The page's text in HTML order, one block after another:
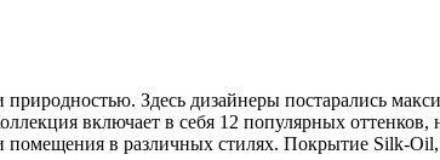
Здесь дизайнеры постарались
включает в себя 12 популярных оттенков,
в различных стилях. Покрытие Silk-Oil,